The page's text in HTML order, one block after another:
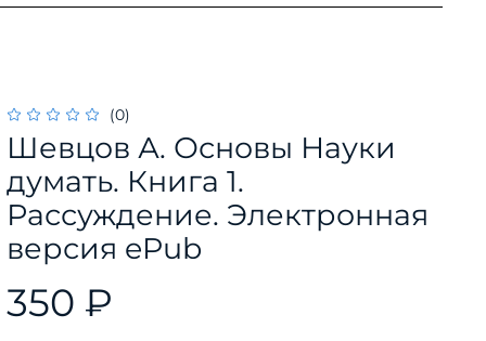
(0)
Шевцов А. Основы Науки
думать. Книга 1.
Рассуждение. Электронная
версия ePub
350 ₽